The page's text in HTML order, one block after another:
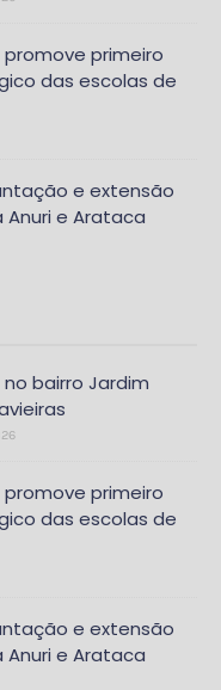
primeiro
das escolas de
e extensão
e Arataca
bairro Jardim
primeiro
das escolas de
e extensão
e Arataca